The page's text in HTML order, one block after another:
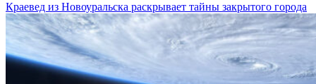
Краевед из Новоуральска раскрывает тайны закрытого города